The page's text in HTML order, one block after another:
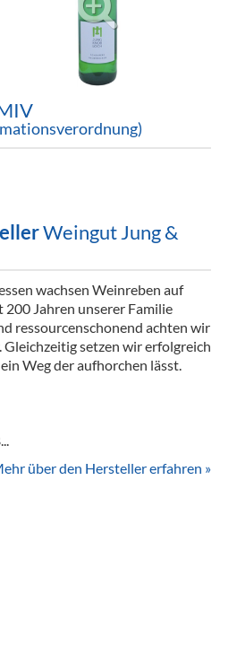
Weingut Jung &
wachsen Weinreben auf
200 Jahren unserer Familie
ressourcenschonend achten wir
setzen wir erfolgreich
Weg der aufhorchen lässt.
über den Hersteller erfahren »